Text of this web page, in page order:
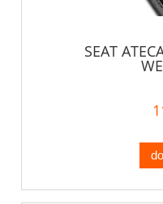
SEAT